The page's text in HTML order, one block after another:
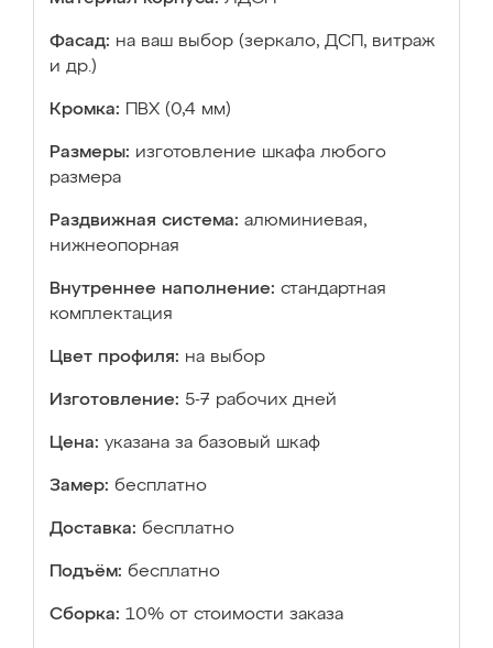
Фасад: на ваш выбор (зеркало, ДСП, витраж
и др.)
Кромка: ПВХ (0,4 мм)
Размеры: изготовление шкафа любого
размера
Раздвижная система: алюминиевая,
нижнеопорная
Внутреннее наполнение: стандартная
комплектация
Цвет профиля: на выбор
Изготовление: 5-7 рабочих дней
Цена: указана за базовый шкаф
Замер: бесплатно
Доставка: бесплатно
Подъём: бесплатно
Сборка: 10% от стоимости заказа